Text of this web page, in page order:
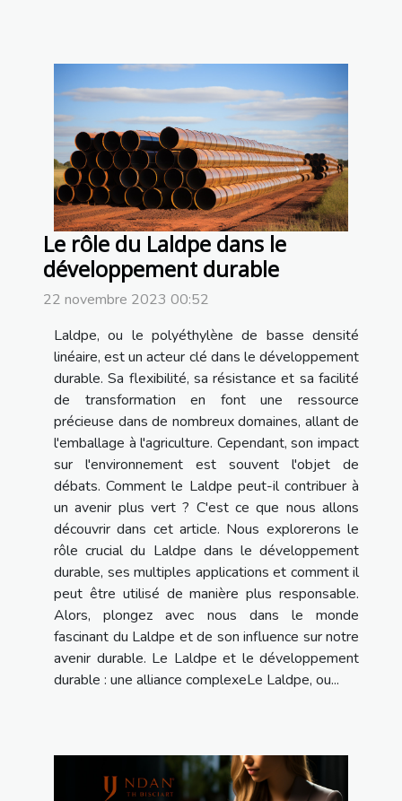
Le rôle du Laldpe dans le
développement durable
22 novembre 2023 00:52
Laldpe, ou le polyéthylène de basse densité
linéaire, est un acteur clé dans le développement
durable. Sa flexibilité, sa résistance et sa facilité
de transformation en font une ressource
précieuse dans de nombreux domaines, allant de
l'emballage à l'agriculture. Cependant, son impact
sur l'environnement est souvent l'objet de
débats. Comment le Laldpe peut-il contribuer à
un avenir plus vert ? C'est ce que nous allons
découvrir dans cet article. Nous explorerons le
rôle crucial du Laldpe dans le développement
durable, ses multiples applications et comment il
peut être utilisé de manière plus responsable.
Alors, plongez avec nous dans le monde
fascinant du Laldpe et de son influence sur notre
avenir durable. Le Laldpe et le développement
durable : une alliance complexeLe Laldpe, ou...